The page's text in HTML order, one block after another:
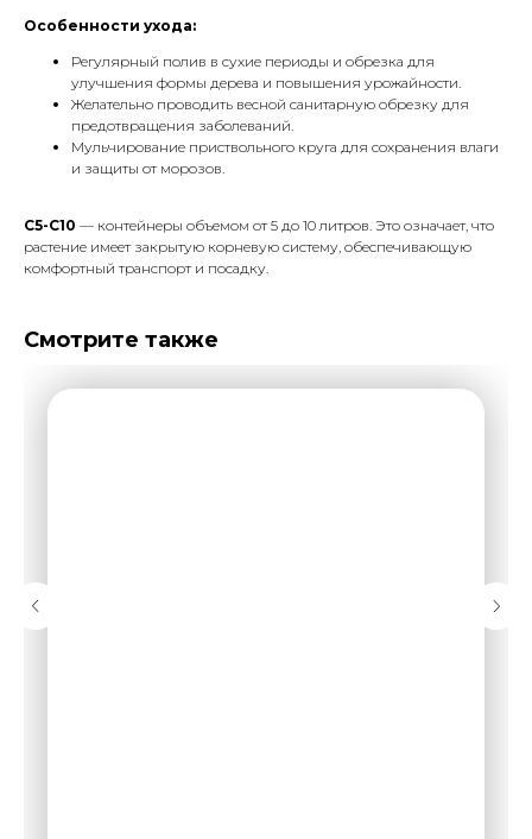
Особенности ухода:
Регулярный полив в сухие периоды и обрезка для
улучшения формы дерева и повышения урожайности.
Желательно проводить весной санитарную обрезку для
предотвращения заболеваний.
Мульчирование приствольного круга для сохранения влаги
и защиты от морозов.
С5-С10 — контейнеры объемом от 5 до 10 литров. Это означает, что
растение имеет закрытую корневую систему, обеспечивающую
комфортный транспорт и посадку.
Смотрите также